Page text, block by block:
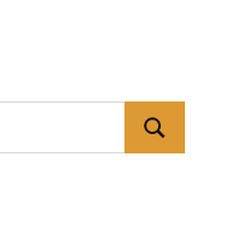
Suchen